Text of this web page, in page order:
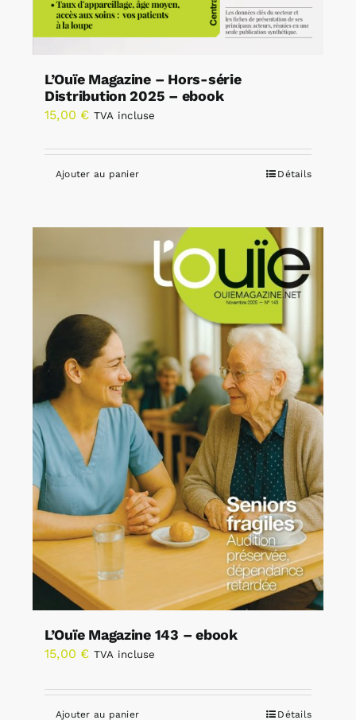
L’Ouïe Magazine – Hors-série
Distribution 2025 – ebook
15,00 € TVA incluse
Ajouter au panier Détails
L’Ouïe Magazine 143 – ebook
15,00 € TVA incluse
Ajouter au panier Détails